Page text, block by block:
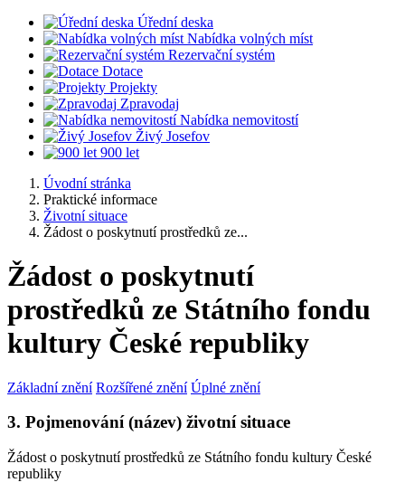
Úřední deska
Nabídka volných míst
Rezervační systém
Dotace
Projekty
Zpravodaj
Nabídka nemovitostí
Živý Josefov
900 let
Úvodní stránka
Praktické informace
Životní situace
Žádost o poskytnutí prostředků ze...
Žádost o poskytnutí
prostředků ze Státního fondu
kultury České republiky
Základní znění Rozšířené znění Úplné znění
3. Pojmenování (název) životní situace
Žádost o poskytnutí prostředků ze Státního fondu kultury České
republiky